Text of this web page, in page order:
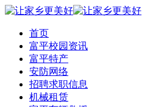
首页
富平校园资讯
富平特产
安防网络
招聘求职信息
机械租赁